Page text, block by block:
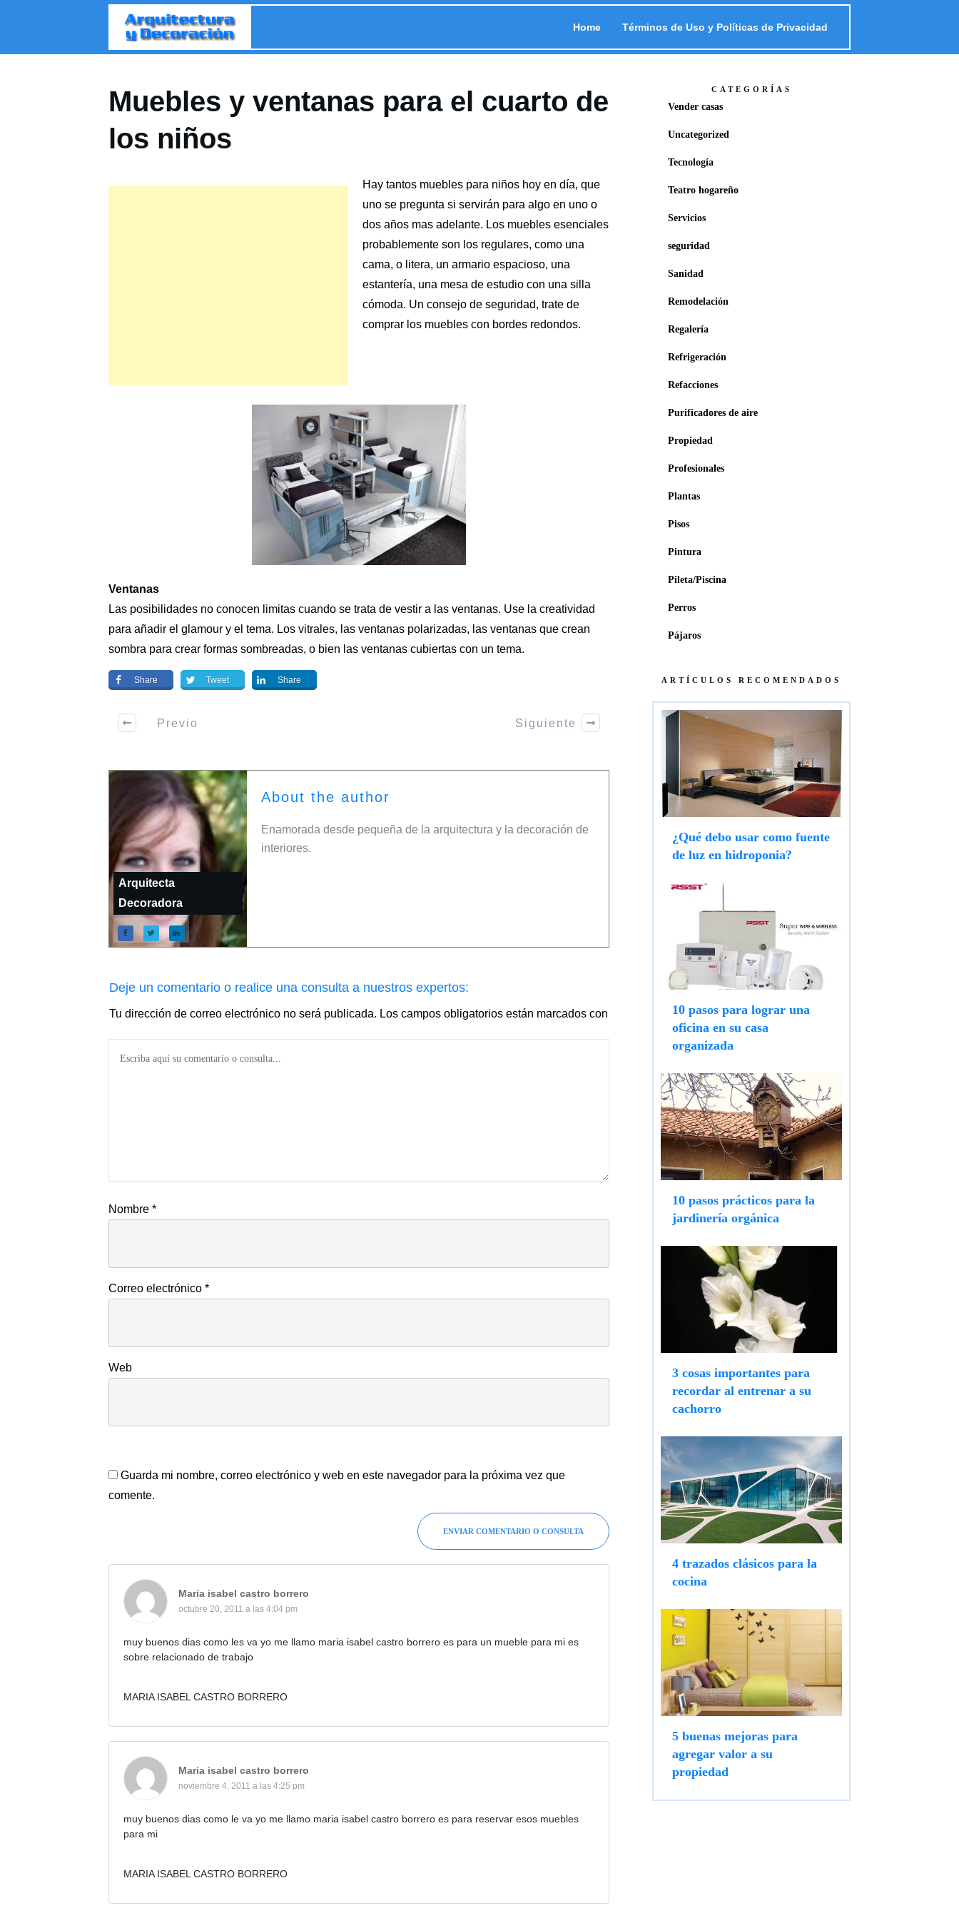
Home Términos de Uso y Políticas de Privacidad
Muebles y ventanas para el cuarto de
los niños
Hay tantos muebles para niños hoy en día, que
uno se pregunta si servirán para algo en uno o
dos años mas adelante. Los muebles esenciales
probablemente son los regulares, como una
cama, o litera, un armario espacioso, una
estantería, una mesa de estudio con una silla
cómoda. Un consejo de seguridad, trate de
comprar los muebles con bordes redondos.
Ventanas
Las posibilidades no conocen limitas cuando se trata de vestir a las ventanas. Use la creatividad
para añadir el glamour y el tema. Los vitrales, las ventanas polarizadas, las ventanas que crean
sombra para crear formas sombreadas, o bien las ventanas cubiertas con un tema.
Share Tweet Share
Previo Siguiente
Arquitecta
Decoradora
About the author
Enamorada desde pequeña de la arquitectura y la decoración de
interiores.
Deje un comentario o realice una consulta a nuestros expertos:
Tu dirección de correo electrónico no será publicada. Los campos obligatorios están marcados con
Nombre *
Correo electrónico *
Web
Guarda mi nombre, correo electrónico y web en este navegador para la próxima vez que
comente.
ENVIAR COMENTARIO O CONSULTA
Maria isabel castro borrero
octubre 20, 2011 a las 4:04 pm
muy buenos dias como les va yo me llamo maria isabel castro borrero es para un mueble para mi es
sobre relacionado de trabajo
MARIA ISABEL CASTRO BORRERO
Maria isabel castro borrero
noviembre 4, 2011 a las 4:25 pm
muy buenos dias como le va yo me llamo maria isabel castro borrero es para reservar esos muebles
para mi
MARIA ISABEL CASTRO BORRERO
CATEGORÍAS
Vender casas
Uncategorized
Tecnología
Teatro hogareño
Servicios
seguridad
Sanidad
Remodelación
Regalería
Refrigeración
Refacciones
Purificadores de aire
Propiedad
Profesionales
Plantas
Pisos
Pintura
Pileta/Piscina
Perros
Pájaros
ARTÍCULOS RECOMENDADOS
¿Qué debo usar como fuente
de luz en hidroponia?
10 pasos para lograr una
oficina en su casa
organizada
10 pasos prácticos para la
jardinería orgánica
3 cosas importantes para
recordar al entrenar a su
cachorro
4 trazados clásicos para la
cocina
5 buenas mejoras para
agregar valor a su
propiedad